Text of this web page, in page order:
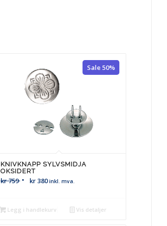
Sale 50%
KNIVKNAPP SYLVSMIDJA
OKSIDERT
kr759 kr380 inkl. mva.
Legg i handlekurv Vis detaljer